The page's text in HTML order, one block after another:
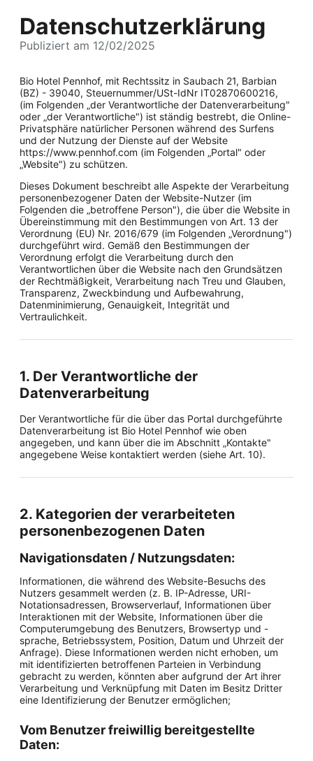
Datenschutzerklärung
Publiziert am 12/02/2025
Bio Hotel Pennhof, mit Rechtssitz in Saubach 21, Barbian
(BZ) - 39040, Steuernummer/USt-IdNr IT02870600216,
(im Folgenden „der Verantwortliche der Datenverarbeitung"
oder „der Verantwortliche") ist ständig bestrebt, die Online-
Privatsphäre natürlicher Personen während des Surfens
und der Nutzung der Dienste auf der Website
https://www.pennhof.com (im Folgenden „Portal" oder
„Website") zu schützen.
Dieses Dokument beschreibt alle Aspekte der Verarbeitung
personenbezogener Daten der Website-Nutzer (im
Folgenden die „betroffene Person"), die über die Website in
Übereinstimmung mit den Bestimmungen von Art. 13 der
Verordnung (EU) Nr. 2016/679 (im Folgenden „Verordnung")
durchgeführt wird. Gemäß den Bestimmungen der
Verordnung erfolgt die Verarbeitung durch den
Verantwortlichen über die Website nach den Grundsätzen
der Rechtmäßigkeit, Verarbeitung nach Treu und Glauben,
Transparenz, Zweckbindung und Aufbewahrung,
Datenminimierung, Genauigkeit, Integrität und
Vertraulichkeit.
1. Der Verantwortliche der
Datenverarbeitung
Der Verantwortliche für die über das Portal durchgeführte
Datenverarbeitung ist Bio Hotel Pennhof wie oben
angegeben, und kann über die im Abschnitt „Kontakte"
angegebene Weise kontaktiert werden (siehe Art. 10).
2. Kategorien der verarbeiteten
personenbezogenen Daten
Navigationsdaten / Nutzungsdaten:
Informationen, die während des Website-Besuchs des
Nutzers gesammelt werden (z. B. IP-Adresse, URI-
Notationsadressen, Browserverlauf, Informationen über
Interaktionen mit der Website, Informationen über die
Computerumgebung des Benutzers, Browsertyp und -
sprache, Betriebssystem, Position, Datum und Uhrzeit der
Anfrage). Diese Informationen werden nicht erhoben, um
mit identifizierten betroffenen Parteien in Verbindung
gebracht zu werden, könnten aber aufgrund der Art ihrer
Verarbeitung und Verknüpfung mit Daten im Besitz Dritter
eine Identifizierung der Benutzer ermöglichen;
Vom Benutzer freiwillig bereitgestellte
Daten: